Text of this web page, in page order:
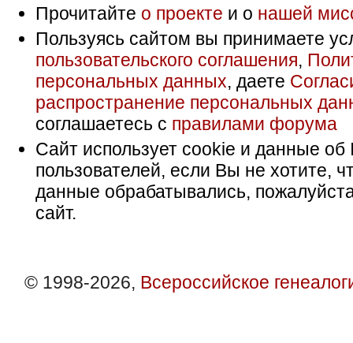
Прочитайте о проекте и о нашей
Пользуясь сайтом вы принимаете
пользовательского соглашения,
персональных данных, даете
распространение персональных
соглашаетесь с правилами форума
Сайт использует cookie и данные об
пользователей, если Вы не хотите,
данные обрабатывались,
сайт.
© 1998-2026, Всероссийское